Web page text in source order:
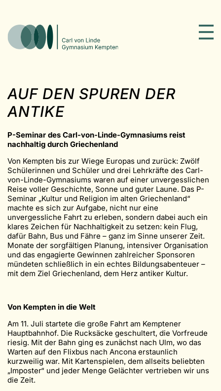
AUF DEN SPUREN DER
ANTIKE
P-Seminar des Carl-von-Linde-Gymnasiums reist
nachhaltig durch Griechenland
Von Kempten bis zur Wiege Europas und zurück: Zwölf
Schülerinnen und Schüler und drei Lehrkräfte des Carl-
von-Linde-Gymnasiums waren auf einer unvergesslichen
Reise voller Geschichte, Sonne und guter Laune. Das P-
Seminar „Kultur und Religion im alten Griechenland“
machte es sich zur Aufgabe, nicht nur eine
unvergessliche Fahrt zu erleben, sondern dabei auch ein
klares Zeichen für Nachhaltigkeit zu setzen: kein Flug,
dafür Bahn, Bus und Fähre – ganz im Sinne unserer Zeit.
Monate der sorgfältigen Planung, intensiver Organisation
und das engagierte Gewinnen zahlreicher Sponsoren
mündeten schließlich in ein echtes Bildungsabenteuer –
mit dem Ziel Griechenland, dem Herz antiker Kultur.
Von Kempten in die Welt
Am 11. Juli startete die große Fahrt am Kemptener
Hauptbahnhof. Die Rucksäcke geschultert, die Vorfreude
riesig. Mit der Bahn ging es zunächst nach Ulm, wo das
Warten auf den Flixbus nach Ancona erstaunlich
kurzweilig war. Mit Kartenspielen, dem allseits beliebten
„Imposter“ und jeder Menge Gelächter vertrieben wir uns
die Zeit.